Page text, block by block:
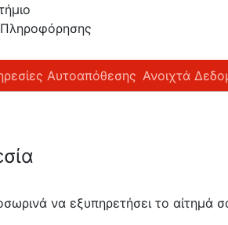
Πληροφόρησης
Αυτοαπόθεσης Ανοιχτά
να εξυπηρετήσει το